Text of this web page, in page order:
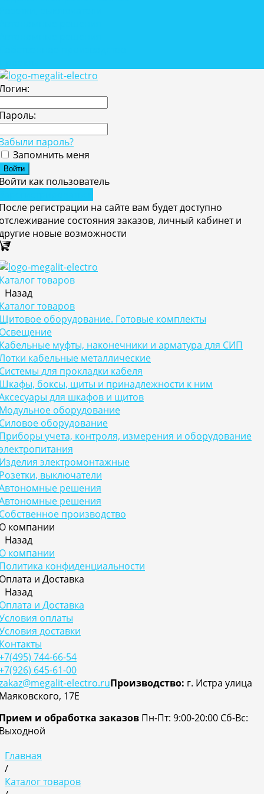
пароль?
Запомнить меня
как пользователь
регистрации на сайте вам будет доступно
состояния заказов, личный кабинет и
новые возможности
товаров
Назад
товаров
оборудование. Готовые комплекты
муфты, наконечники и арматура для СИП
кабельные металлические
для прокладки кабеля
боксы, щиты и принадлежности к ним
для шкафов и щитов
оборудование
оборудование
учета, контроля, измерения и оборудование
электромонтажные
выключатели
решения
решения
производство
компании
Назад
компании
конфиденциальности
и Доставка
Назад
и Доставка
оплаты
доставки
744-66-54
645-61-00
electro.ruПроизводство: г. Истра улица
17Е
и обработка заказов Пн-Пт: 9:00-20:00 Cб-Вс:
Главная
/
Каталог товаров